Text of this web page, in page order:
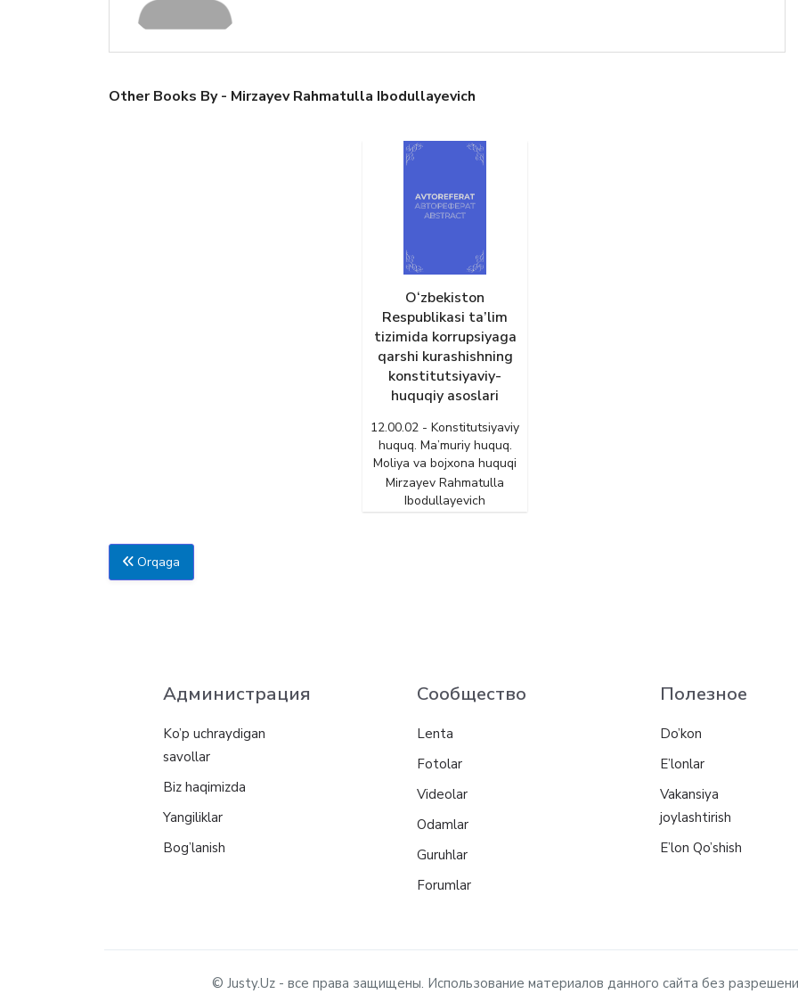
Other Books By - Mirzayev Rahmatulla Ibodullayevich
O‘zbekiston
Respublikasi ta’lim
tizimida korrupsiyaga
qarshi kurashishning
konstitutsiyaviy-
huquqiy asoslari
12.00.02 - Konstitutsiyaviy
huquq. Ma’muriy huquq.
Moliya va bojxona huquqi
Mirzayev Rahmatulla
Ibodullayevich
Orqaga
Администрация
Ko’p uchraydigan
savollar
Biz haqimizda
Yangiliklar
Bog’lanish
Сообщество
Lenta
Fotolar
Videolar
Odamlar
Guruhlar
Forumlar
Полезное
Do’kon
E’lonlar
Vakansiya
joylashtirish
E’lon Qo’shish
© Justy.Uz - все права защищены. Использование материалов данного сайта без